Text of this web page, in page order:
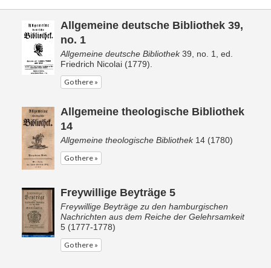
Allgemeine deutsche Bibliothek 39,
no. 1
Allgemeine deutsche Bibliothek39, no. 1, ed.
Friedrich Nicolai (1779).
Go there »
Allgemeine theologische Bibliothek
14
Allgemeine theologische Bibliothek14 (1780)
Go there »
Freywillige Beyträge 5
Freywillige Beyträge zu den hamburgischen
Nachrichten aus dem Reiche der Gelehrsamkeit
5 (1777-1778)
Go there »